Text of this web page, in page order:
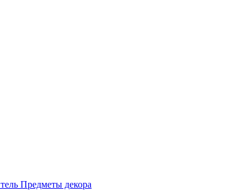
Предметы декора